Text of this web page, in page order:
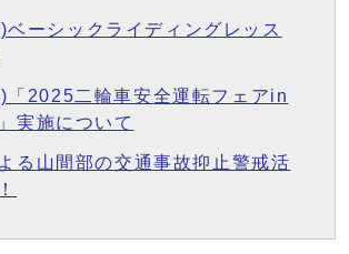
ーシックライディングレッス
「2025二輪車安全運転フェアin
実施について
る山間部の交通事故抑止警戒活